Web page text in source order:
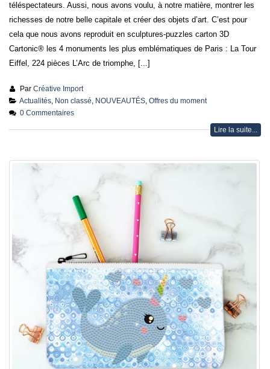
téléspectateurs. Aussi, nous avons voulu, à notre matière, montrer les
richesses de notre belle capitale et créer des objets d’art. C’est pour
cela que nous avons reproduit en sculptures-puzzles carton 3D
Cartonic® les 4 monuments les plus emblématiques de Paris : La Tour
Eiffel, 224 pièces L’Arc de triomphe, [...]
Par Créative Import
Actualités, Non classé NOUVEAUTÉS, Offres du moment
0 Commentaires
Lire la suite...